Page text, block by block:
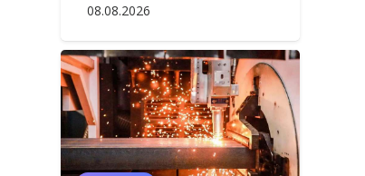
08.08.2026